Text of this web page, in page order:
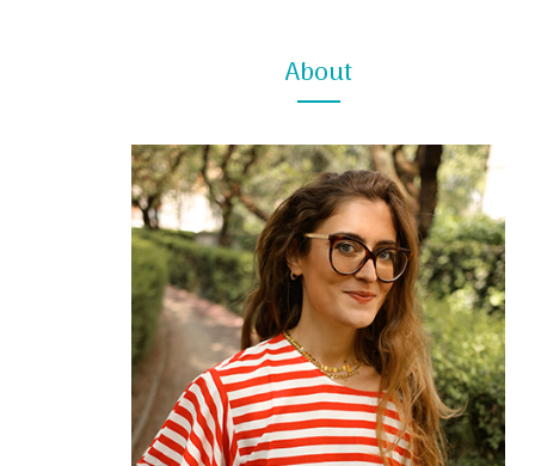
About